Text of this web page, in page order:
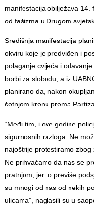
manifestacija obilježava 14.
od fašizma u Drugom
Središnja manifestacija
okviru koje je predviđen i
polaganje cvijeća i
borbi za slobodu, a iz
planirano da, nakon
šetnjom krenu prema
“Međutim, i ove godine
sigurnosnih razloga. Ne
najoštrije protestiramo zbog
Ne prihvaćamo da nas se
pratnjom, jer to previše
su mnogi od nas od nekih
ulicama”, naglasili su u